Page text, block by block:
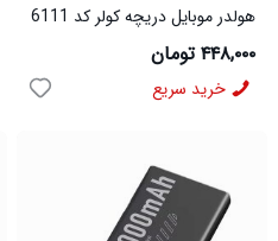
هولدر موبایل دریچه کولر کد 6111
۴۴۸,۰۰۰ تومان
خرید سریع